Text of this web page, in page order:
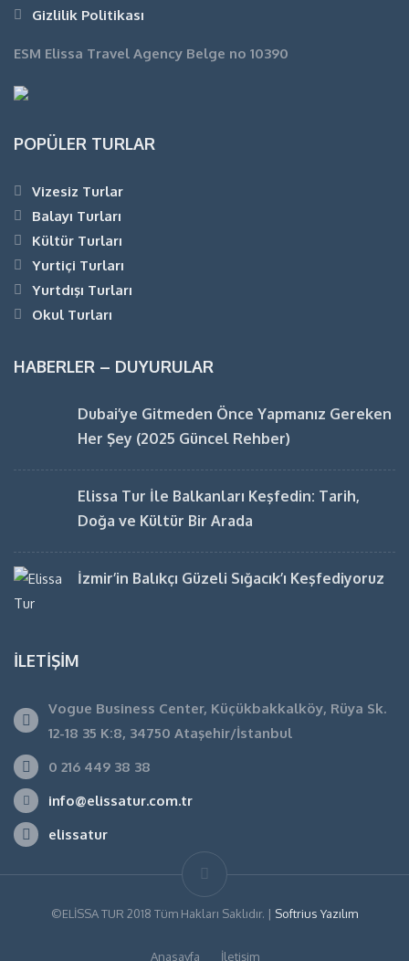
Gizlilik Politikası
ESM Elissa Travel Agency Belge no 10390
POPÜLER TURLAR
Vizesiz Turlar
Balayı Turları
Kültür Turları
Yurtiçi Turları
Yurtdışı Turları
Okul Turları
HABERLER – DUYURULAR
Dubai’ye Gitmeden Önce Yapmanız Gereken
Her Şey (2025 Güncel Rehber)
Elissa Tur İle Balkanları Keşfedin: Tarih,
Doğa ve Kültür Bir Arada
İzmir’in Balıkçı Güzeli Sığacık’ı Keşfediyoruz
İLETIŞIM
Vogue Business Center, Küçükbakkalköy, Rüya Sk.
12-18 35 K:8, 34750 Ataşehir/İstanbul
0 216 449 38 38
info@elissatur.com.tr
elissatur
©ELİSSA TUR 2018 Tüm Hakları Saklıdır. | Softrius Yazılım
Anasayfa İletişim